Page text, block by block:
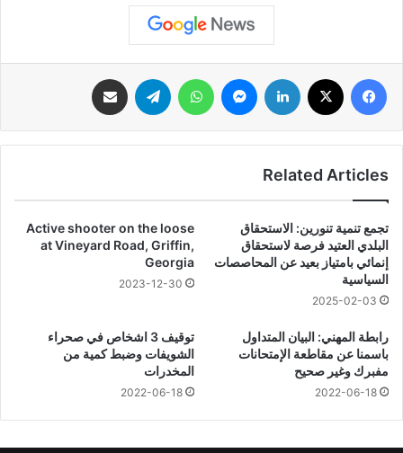
فيسبوك لينكدإن ماسنجر واتساب تيلقرام
Related Articles
تجمع تنمية تنورين: الاستحقاق
البلدي العتيد فرصة لاستحقاق
إنمائي بامتياز بعيد عن المحاصصات
السياسية
2025-02-03
Active shooter on the loose
at Vineyard Road, Griffin,
Georgia
2023-12-30
رابطة المهني: البيان المتداول
باسمنا عن مقاطعة الإمتحانات
مفبرك وغير صحيح
2022-06-18
توقيف 3 اشخاص في صحراء
الشويفات وضبط كمية من
المخدرات
2022-06-18